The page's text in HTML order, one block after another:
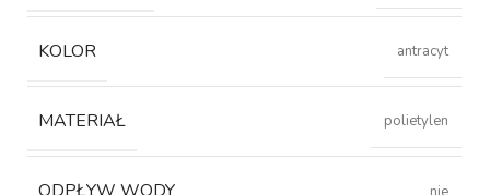
KOLOR antracyt
MATERIAŁ polietylen